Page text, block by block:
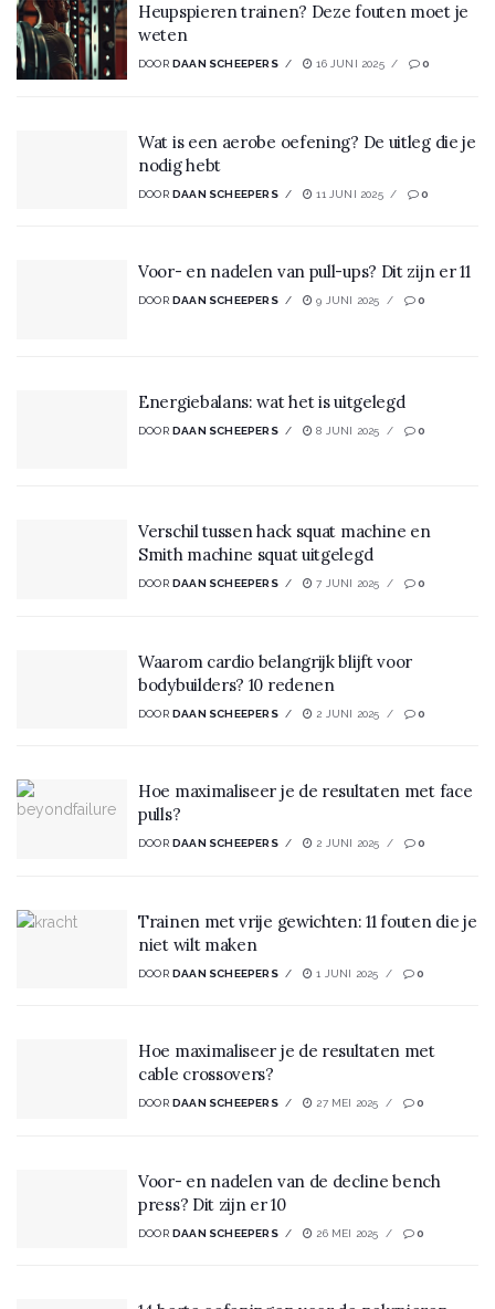
Heupspieren trainen? Deze fouten moet je
weten
DOOR DAAN SCHEEPERS 16 JUNI 2025 0
Wat is een aerobe oefening? De uitleg die je
nodig hebt
DOOR DAAN SCHEEPERS 11 JUNI 2025 0
Voor- en nadelen van pull-ups? Dit zijn er 11
DOOR DAAN SCHEEPERS 9 JUNI 2025 0
Energiebalans: wat het is uitgelegd
DOOR DAAN SCHEEPERS 8 JUNI 2025 0
Verschil tussen hack squat machine en
Smith machine squat uitgelegd
DOOR DAAN SCHEEPERS 7 JUNI 2025 0
Waarom cardio belangrijk blijft voor
bodybuilders? 10 redenen
DOOR DAAN SCHEEPERS 2 JUNI 2025 0
Hoe maximaliseer je de resultaten met face
pulls?
DOOR DAAN SCHEEPERS 2 JUNI 2025 0
Trainen met vrije gewichten: 11 fouten die je
niet wilt maken
DOOR DAAN SCHEEPERS 1 JUNI 2025 0
Hoe maximaliseer je de resultaten met
cable crossovers?
DOOR DAAN SCHEEPERS 27 MEI 2025 0
Voor- en nadelen van de decline bench
press? Dit zijn er 10
DOOR DAAN SCHEEPERS 26 MEI 2025 0